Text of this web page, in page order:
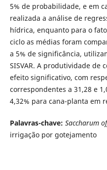
5% de probabilidade, e em
realizada a análise de
hídrica, enquanto para o
ciclo as médias foram
a 5% de significância,
SISVAR. A produtividade de
efeito significativo, com
correspondentes a 31,28 e
4,32% para cana-planta em
Palavras-chave: Saccharum
irrigação por gotejamento